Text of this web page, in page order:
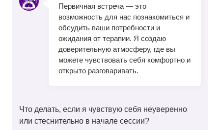
Первичная встреча — это
возможность для нас познакомиться и
обсудить ваши потребности и
ожидания от терапии. Я создаю
доверительную атмосферу, где вы
можете чувствовать себя комфортно и
открыто разговаривать.
Что делать, если я чувствую себя неуверенно
или стеснительно в начале сессии?